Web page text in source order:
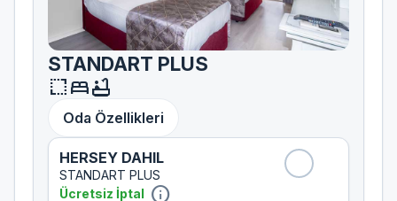
STANDART PLUS
resizebedbathtub
Oda Özellikleri
HERSEY DAHIL
STANDART PLUS
Ücretsiz İptal info